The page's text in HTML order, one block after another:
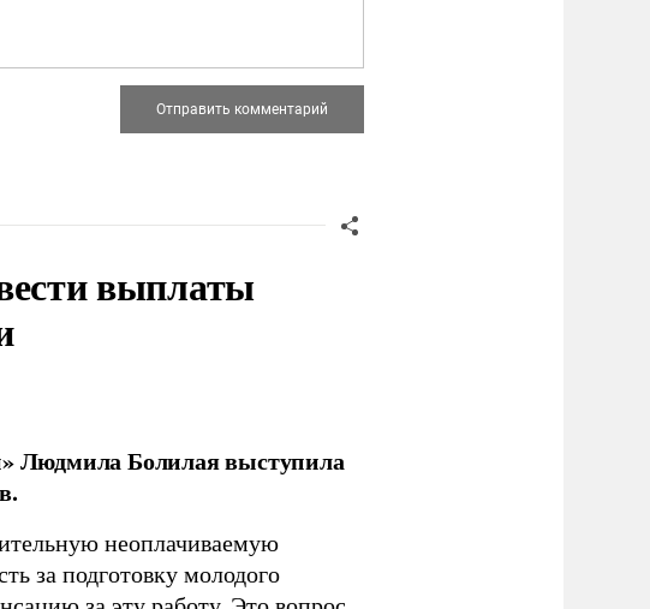
выплаты
Людмила Болилая выступила
неоплачиваемую
за подготовку молодого